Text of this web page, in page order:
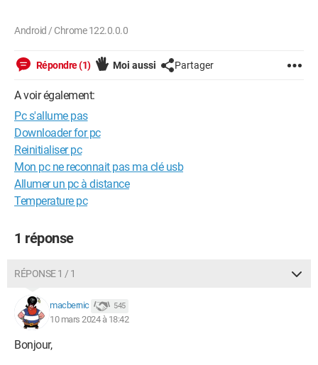
Android / Chrome 122.0.0.0
Répondre (1) Moi aussi Partager
A voir également:
Pc s'allume pas
Downloader for pc
Reinitialiser pc
Mon pc ne reconnait pas ma clé usb
Allumer un pc à distance
Temperature pc
1 réponse
RÉPONSE 1 / 1
macbernic 545
10 mars 2024 à 18:42
Bonjour,